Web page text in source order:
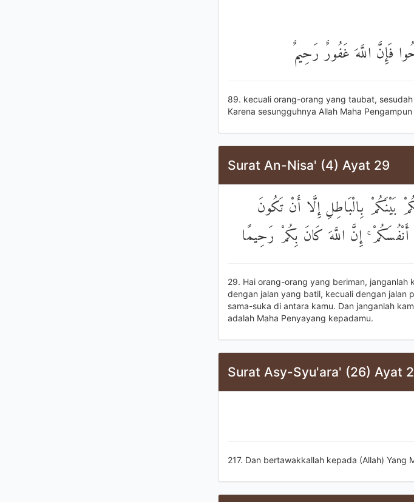
فَإِنَّ اللَّهَ غَفُورٌ رَحِيمٌ
89. kecuali orang-orang yang taubat,
Karena sesungguhnya Allah Maha
Surat An-Nisa' (4) Ayat 29
بَيْنَكُمْ بِالْبَاطِلِ إِلَّا أَنْ تَكُونَ
إِنَّ اللَّهَ كَانَ بِكُمْ رَحِيمًا
29. Hai orang-orang yang beriman, janganlah
dengan jalan yang batil, kecuali dengan jalan
sama-suka di antara kamu. Dan janganlah
adalah Maha Penyayang kepadamu.
Surat Asy-Syu'ara' (26) Ayat
217. Dan bertawakkallah kepada (Allah) Yang